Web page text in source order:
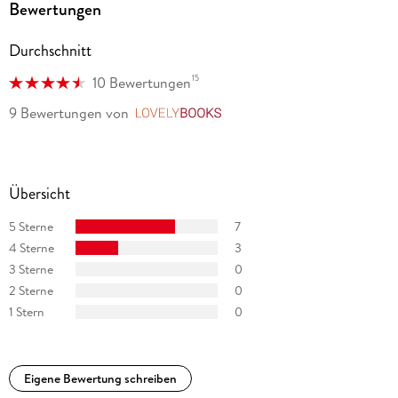
Bewertungen
Durchschnitt
10 Bewertungen15
9 Bewertungen von
Übersicht
5 Sterne
7
4 Sterne
3
3 Sterne
0
2 Sterne
0
1 Stern
0
Eigene Bewertung schreiben